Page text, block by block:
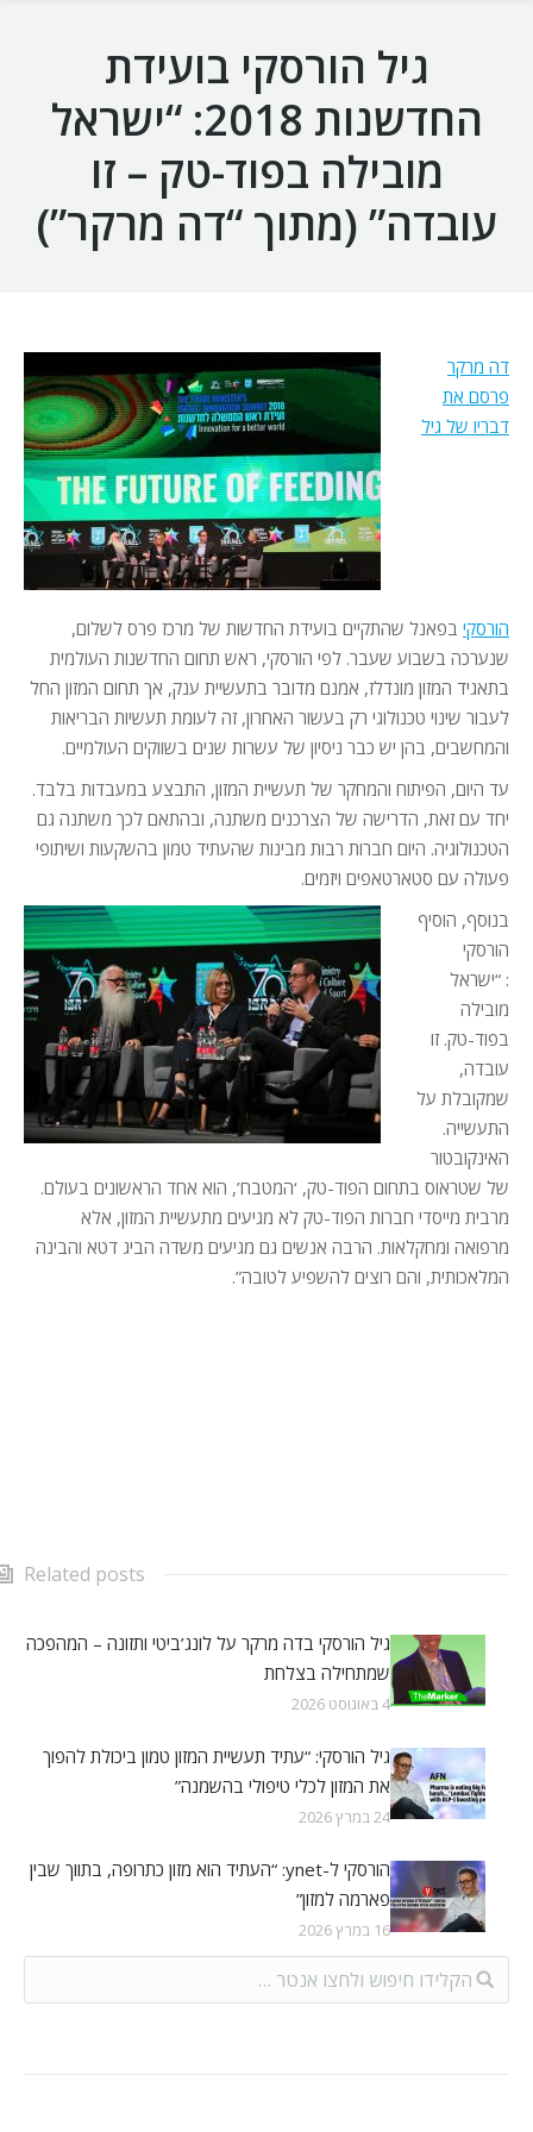
גיל הורסקי בועידת
החדשנות 2018: “ישראל
מובילה בפוד-טק – זו
עובדה” (מתוך “דה מרקר”)
דה מרקר
פרסם את
דבריו של גיל
הורסקי בפאנל שהתקיים בועידת החדשות של מרכז פרס לשלום,
שנערכה בשבוע שעבר. לפי הורסקי, ראש תחום החדשנות העולמית
בתאגיד המזון מונדלז, אמנם מדובר בתעשיית ענק, אך תחום המזון החל
לעבור שינוי טכנולוגי רק בעשור האחרון, זה לעומת תעשיות הבריאות
והמחשבים, בהן יש כבר ניסיון של עשרות שנים בשווקים העולמיים.
עד היום, הפיתוח והמחקר של תעשיית המזון, התבצע במעבדות בלבד.
יחד עם זאת, הדרישה של הצרכנים משתנה, ובהתאם לכך משתנה גם
הטכנולוגיה. היום חברות רבות מבינות שהעתיד טמון בהשקעות ושיתופי
פעולה עם סטארטאפים ויזמים.
בנוסף, הוסיף
הורסקי
: “ישראל
מובילה
בפוד-טק. זו
עובדה,
שמקובלת על
התעשייה.
האינקובטור
של שטראוס בתחום הפוד-טק, ‘המטבח’, הוא אחד הראשונים בעולם.
מרבית מייסדי חברות הפוד-טק לא מגיעים מתעשיית המזון, אלא
מרפואה ומחקלאות. הרבה אנשים גם מגיעים משדה הביג דטא והבינה
המלאכותית, והם רוצים להשפיע לטובה”.
Related posts
גיל הורסקי בדה מרקר על לונג’ביטי ותזונה – המהפכה
שמתחילה בצלחת
4 באוגוסט 2026
גיל הורסקי: “עתיד תעשיית המזון טמון ביכולת להפוך
את המזון לכלי טיפולי בהשמנה”
24 במרץ 2026
הורסקי ל-ynet: “העתיד הוא מזון כתרופה, בתווך שבין
פארמה למזון”
16 במרץ 2026